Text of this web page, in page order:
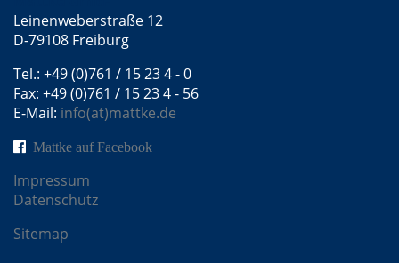
Leinenweberstraße 12
D-79108 Freiburg
Tel.: +49 (0)761 / 15 23 4 - 0
Fax: +49 (0)761 / 15 23 4 - 56
E-Mail: info(at)mattke.de
Mattke auf Facebook
Impressum
Datenschutz
Sitemap